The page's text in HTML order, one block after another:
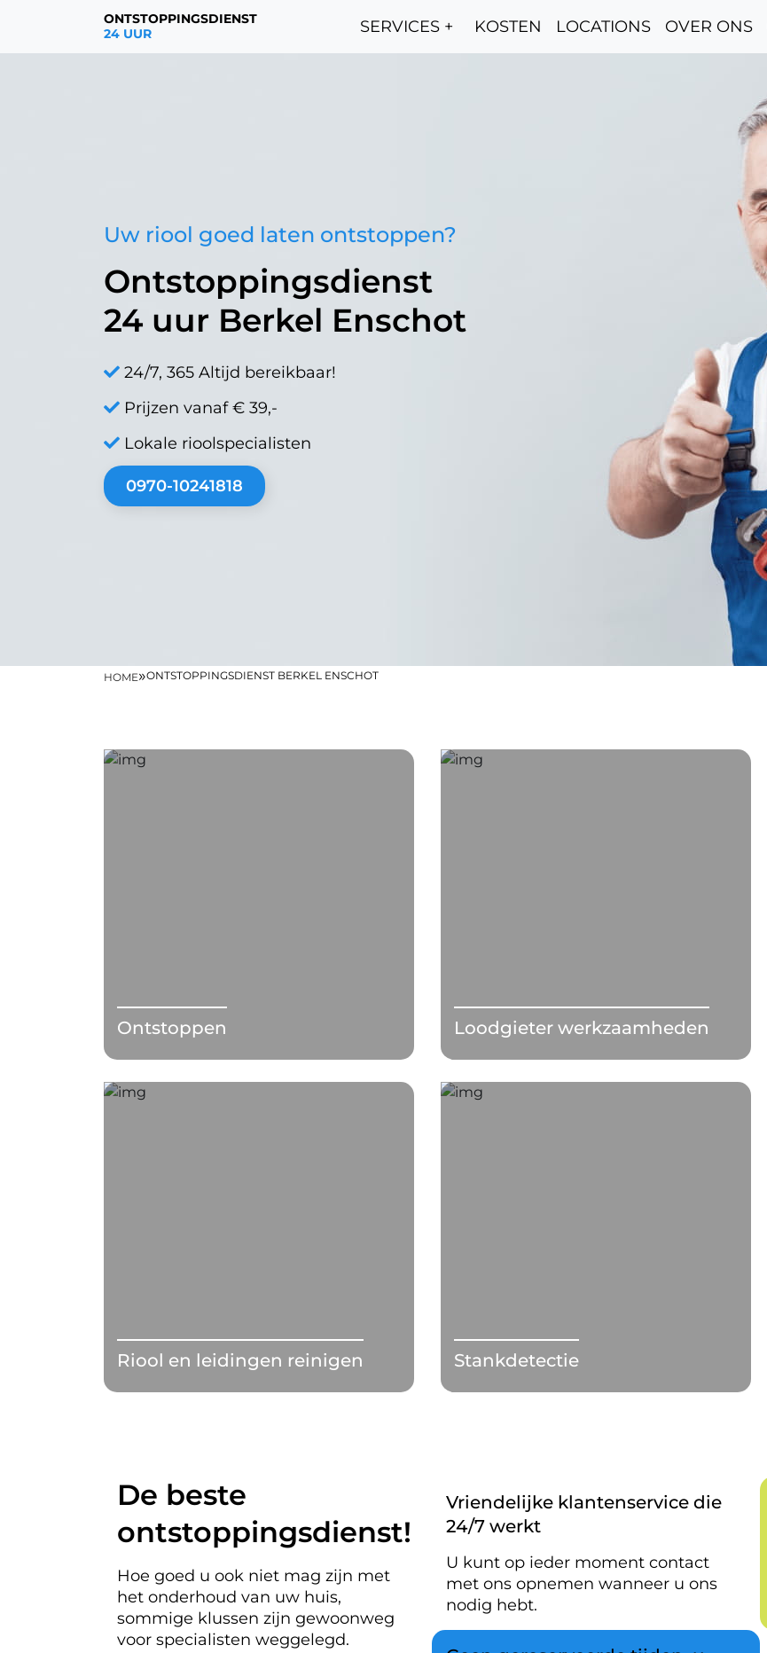
ONTSTOPPINGSDIENST
24 UUR
SERVICES + KOSTEN LOCATIONS OVER ONS
Uw riool goed laten ontstoppen?
Ontstoppingsdienst
24 uur Berkel Enschot
24/7, 365 Altijd bereikbaar!
Prijzen vanaf € 39,-
Lokale rioolspecialisten
0970-10241818
HOME»ONTSTOPPINGSDIENST BERKEL ENSCHOT
Ontstoppen Loodgieter werkzaamheden
Riool en leidingen reinigen Stankdetectie
De beste
ontstoppingsdienst!
Hoe goed u ook niet mag zijn met
het onderhoud van uw huis,
sommige klussen zijn gewoonweg
voor specialisten weggelegd.
Vriendelijke klantenservice die
24/7 werkt
U kunt op ieder moment contact
met ons opnemen wanneer u ons
nodig hebt.